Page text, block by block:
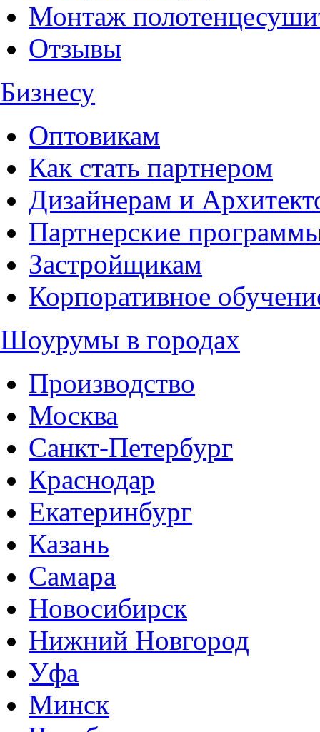
Монтаж
Отзывы
Бизнесу
Оптовикам
Как стать партнером
Дизайнерам и
Партнерские
Застройщикам
Корпоративное
Шоурумы в городах
Производство
Москва
Санкт-Петербург
Краснодар
Екатеринбург
Казань
Самара
Новосибирск
Нижний Новгород
Уфа
Минск